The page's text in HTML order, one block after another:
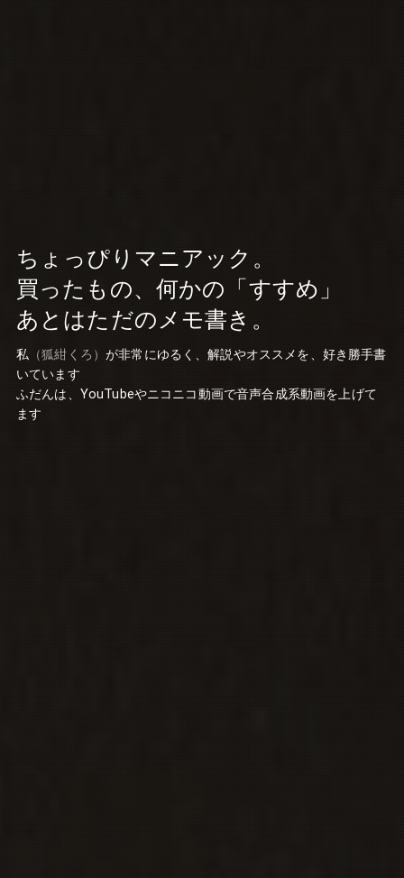
ちょっぴりマニアック。
買ったもの、何かの「すすめ」
あとはただのメモ書き。
私 （狐紺くろ）が非常にゆるく、解説やオススメを、好き勝手書
いています
ふだんは、YouTubeやニコニコ動画で音声合成系動画を上げて
ます